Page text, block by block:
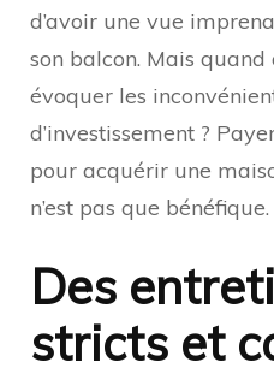
d’avoir une vue
son balcon. Mais quand
évoquer les
d’investissement ?
pour acquérir une
n’est pas que
Des
stricts et